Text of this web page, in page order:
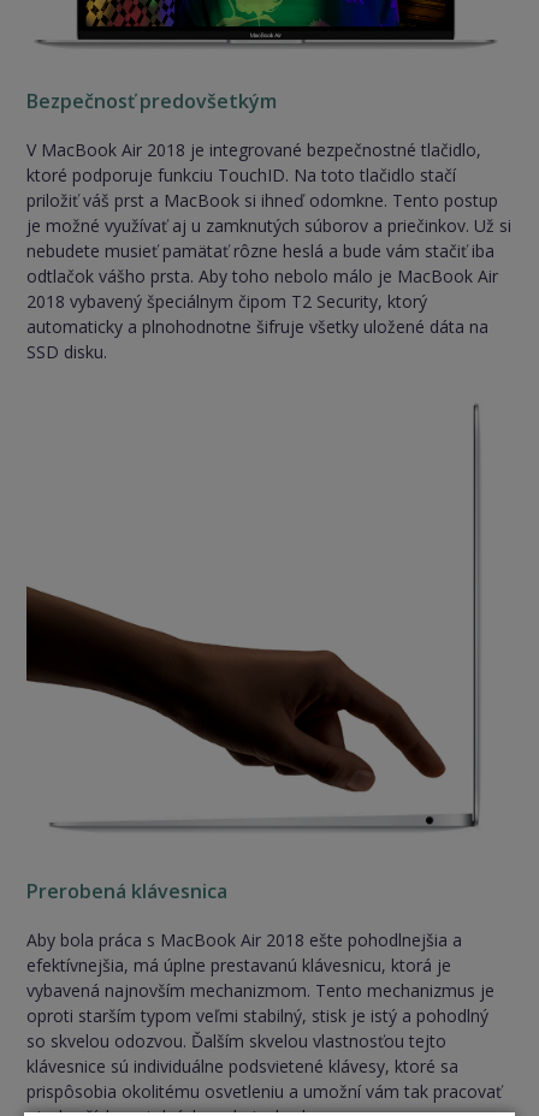
Bezpečnosť predovšetkým
V MacBook Air 2018 je integrované bezpečnostné tlačidlo,
ktoré podporuje funkciu TouchID. Na toto tlačidlo stačí
priložiť váš prst a MacBook si ihneď odomkne. Tento postup
je možné využívať aj u zamknutých súborov a priečinkov. Už si
nebudete musieť pamätať rôzne heslá a bude vám stačiť iba
odtlačok vášho prsta. Aby toho nebolo málo je MacBook Air
2018 vybavený špeciálnym čipom T2 Security, ktorý
automaticky a plnohodnotne šifruje všetky uložené dáta na
SSD disku.
Prerobená klávesnica
Aby bola práca s MacBook Air 2018 ešte pohodlnejšia a
efektívnejšia, má úplne prestavanú klávesnicu, ktorá je
vybavená najnovším mechanizmom. Tento mechanizmus je
oproti starším typom veľmi stabilný, stisk je istý a pohodlný
so skvelou odozvou. Ďalším skvelou vlastnosťou tejto
klávesnice sú individuálne podsvietené klávesy, ktoré sa
prispôsobia okolitému osvetleniu a umožní vám tak pracovať